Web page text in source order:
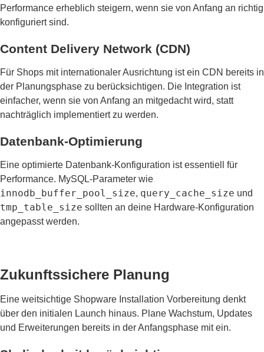
Performance erheblich steigern, wenn sie von Anfang an richtig
konfiguriert sind.
Content Delivery Network (CDN)
Für Shops mit internationaler Ausrichtung ist ein CDN bereits in
der Planungsphase zu berücksichtigen. Die Integration ist
einfacher, wenn sie von Anfang an mitgedacht wird, statt
nachträglich implementiert zu werden.
Datenbank-Optimierung
Eine optimierte Datenbank-Konfiguration ist essentiell für
Performance. MySQL-Parameter wie
innodb_buffer_pool_size, query_cache_size und
tmp_table_size sollten an deine Hardware-Konfiguration
angepasst werden.
Zukunftssichere Planung
Eine weitsichtige Shopware Installation Vorbereitung denkt
über den initialen Launch hinaus. Plane Wachstum, Updates
und Erweiterungen bereits in der Anfangsphase mit ein.